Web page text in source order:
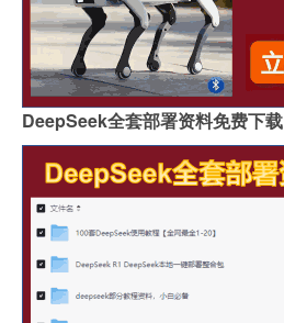
DeepSeek全套部署资料免费下载